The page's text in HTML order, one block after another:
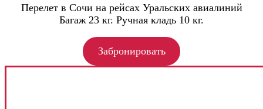
Перелет в Сочи на рейсах Уральских авиалиний
Багаж 23 кг. Ручная кладь 10 кг.
Забронировать